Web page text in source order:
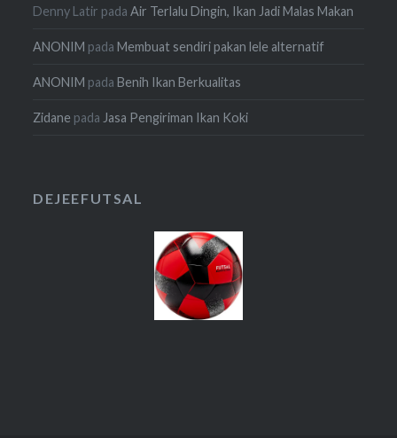
Denny Latir padaAir Terlalu Dingin, Ikan Jadi Malas Makan
ANONIM padaMembuat sendiri pakan lele alternatif
ANONIM padaBenih Ikan Berkualitas
Zidane pada Jasa Pengiriman Ikan Koki
DEJEEFUTSAL